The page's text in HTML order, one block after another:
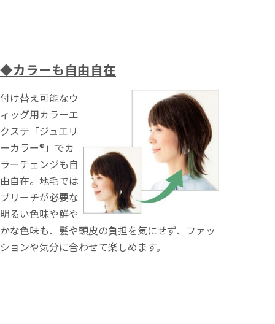
◆カラーも自由自在
付け替え可能なウ
ィッグ用カラーエ
クステ「ジュエリ
ーカラー®」でカ
ラーチェンジも自
由自在。地毛では
ブリーチが必要な
明るい色味や鮮や
かな色味も、髪や頭皮の負担を気にせず、ファッ
ションや気分に合わせて楽しめます。